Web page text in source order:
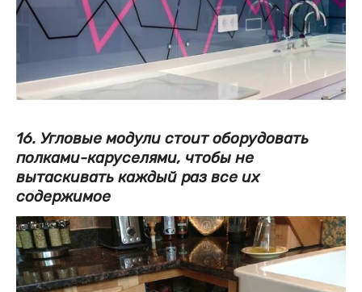
16. Угловые модули стоит оборудовать
полками-каруселями, чтобы не
вытаскивать каждый раз все их
содержимое